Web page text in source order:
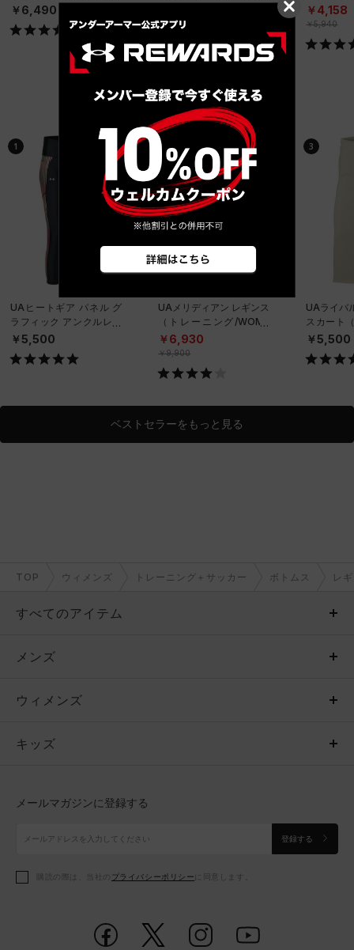
（ライフスタイル/UNISE
￥6,490
ダーウェア（トレーニン
グ/MEN）
ーニング/
￥4,158
￥5,940
ベストセラー
1
UAヒートギア パネル グ
ラフィック アンクルレギ
ンス（トレーニング/WO
￥5,500
2
SALE
UAメリディアン レギンス
（トレーニング/WOME
N）
￥6,930
￥9,900
3
UAライバ
スカート
WOMEN）
￥5,500
ベストセラーをもっと見る
TOP ウィメンズ トレーニング＋サッカー ボトムス レ
すべてのアイテム
メンズ
ウィメンズ
キッズ
アクセサリー
メンズ
トップス
ボトムス
アクセサリー
ウィメンズ
トップス
シューズ
アクセサリー
キッズ
シューズ
メールマガジンに登録する
登録する
購読の際は、当社の プライバシーポリシー に同意します。